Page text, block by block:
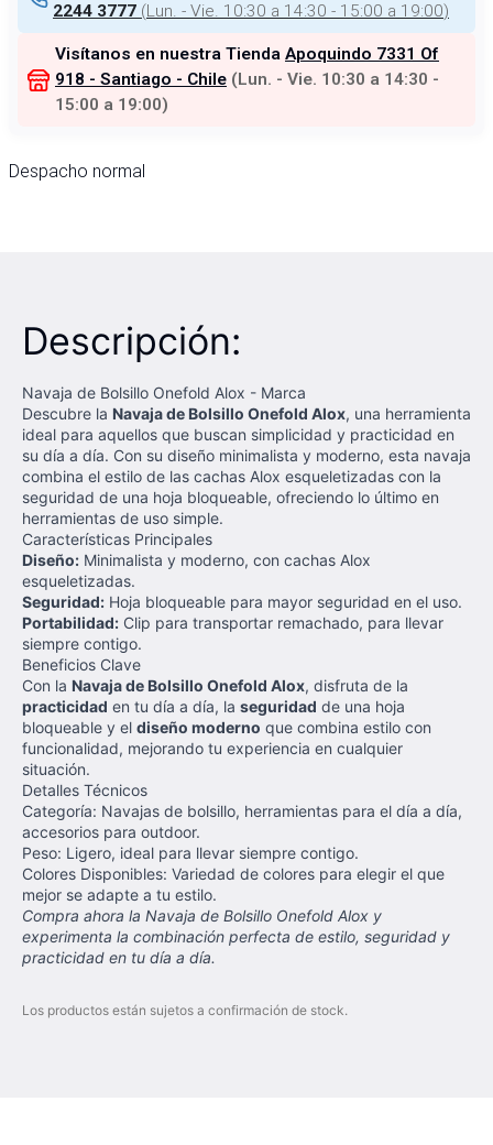
2244 3777 (Lun. - Vie. 10:30 a 14:30 - 15:00 a 19:00)
Visítanos en nuestra Tienda Apoquindo 7331 Of
918 - Santiago - Chile (Lun. - Vie. 10:30 a 14:30 -
15:00 a 19:00)
Despacho normal
Descripción:
Navaja de Bolsillo Onefold Alox - Marca
Descubre la Navaja de Bolsillo Onefold Alox, una herramienta
ideal para aquellos que buscan simplicidad y practicidad en
su día a día. Con su diseño minimalista y moderno, esta navaja
combina el estilo de las cachas Alox esqueletizadas con la
seguridad de una hoja bloqueable, ofreciendo lo último en
herramientas de uso simple.
Características Principales
Diseño: Minimalista y moderno, con cachas Alox
esqueletizadas.
Seguridad: Hoja bloqueable para mayor seguridad en el uso.
Portabilidad: Clip para transportar remachado, para llevar
siempre contigo.
Beneficios Clave
Con la Navaja de Bolsillo Onefold Alox, disfruta de la
practicidad en tu día a día, la seguridad de una hoja
bloqueable y el diseño moderno que combina estilo con
funcionalidad, mejorando tu experiencia en cualquier
situación.
Detalles Técnicos
Categoría: Navajas de bolsillo, herramientas para el día a día,
accesorios para outdoor.
Peso: Ligero, ideal para llevar siempre contigo.
Colores Disponibles: Variedad de colores para elegir el que
mejor se adapte a tu estilo.
Compra ahora la Navaja de Bolsillo Onefold Alox y
experimenta la combinación perfecta de estilo, seguridad y
practicidad en tu día a día.
Los productos están sujetos a confirmación de stock.